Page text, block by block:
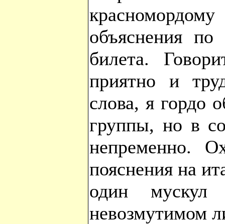
объяснения по
билета.
приятно и
слова, я гордо
группы, но в
непременно.
пояснения на
один
невозмутимом